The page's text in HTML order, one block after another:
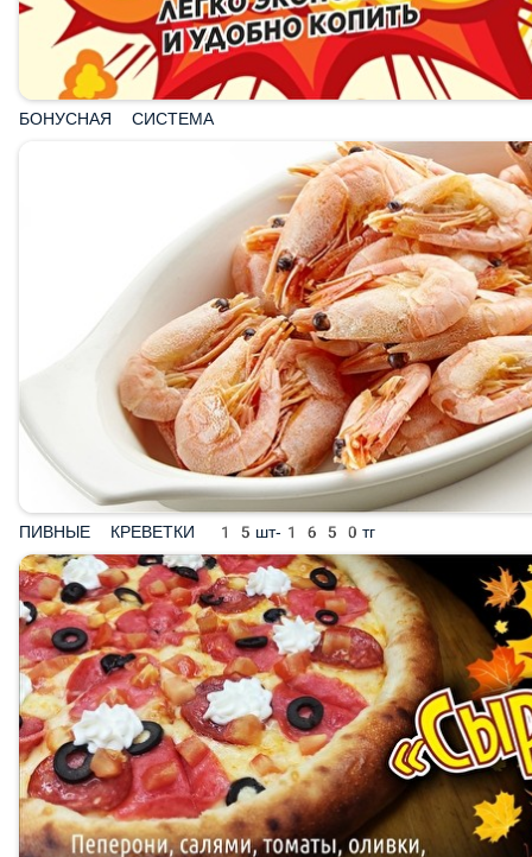
БОНУСНАЯ СИСТЕМА
ПИВНЫЕ КРЕВЕТКИ 15шт-1650тг